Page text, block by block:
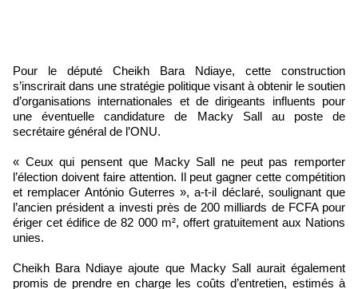
Pour le député Cheikh Bara Ndiaye, cette construction
s’inscrirait dans une stratégie politique visant à obtenir le soutien
d’organisations internationales et de dirigeants influents pour
une éventuelle candidature de Macky Sall au poste de
secrétaire général de l’ONU.
« Ceux qui pensent que Macky Sall ne peut pas remporter
l’élection doivent faire attention. Il peut gagner cette compétition
et remplacer António Guterres », a-t-il déclaré, soulignant que
l’ancien président a investi près de 200 milliards de FCFA pour
ériger cet édifice de 82 000 m², offert gratuitement aux Nations
unies.
Cheikh Bara Ndiaye ajoute que Macky Sall aurait également
promis de prendre en charge les coûts d’entretien, estimés à